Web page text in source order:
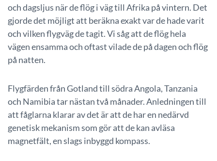
och dagsljus när de flög i väg till Afrika på vintern. Det
gjorde det möjligt att beräkna exakt var de hade varit
och vilken flygväg de tagit. Vi såg att de flög hela
vägen ensamma och oftast vilade de på dagen och flög
på natten.
Flygfärden från Gotland till södra Angola, Tanzania
och Namibia tar nästan två månader. Anledningen till
att fåglarna klarar av det är att de har en nedärvd
genetisk mekanism som gör att de kan avläsa
magnetfält, en slags inbyggd kompass.